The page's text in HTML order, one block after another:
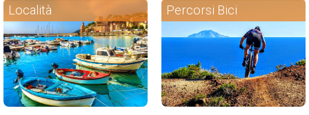
Località Percorsi Bici